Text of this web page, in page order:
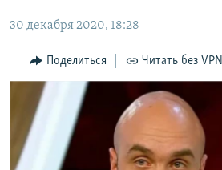
Вернутся
поиску
ИНТЕРАКТИВ
ИНФОГРАФИКА
ТЕЛЕПРОЕКТ КРЫМ.РЕАЛИИ
СОВЕТЫ ПРАВОЗАЩИТНИКОВ
ПРОПАВШИЕ БЕЗ ВЕСТИ
РАДІО СВОБОДА
КАК ОБОЙТИ БЛОКИРОВКУ
Українською
Qırımtatar
30 декабря 2020, 18:28
Поделиться Читать без VPN